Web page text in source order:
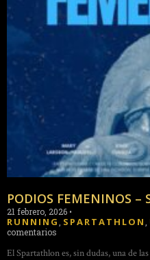
PODIOS FEMENINOS –
21 febrero, 2026 •
RUNNING SPARTATHLON
comentarios
El Spartathlon es, sin dudas, una de